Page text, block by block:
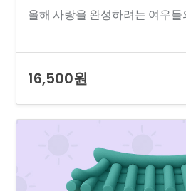
올해 사랑을 완성하려는 여우
16,500원